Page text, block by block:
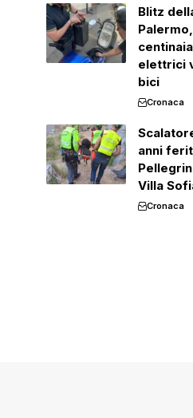
Blitz
elettrici
bici
Cronaca
anni
Villa
Cronaca